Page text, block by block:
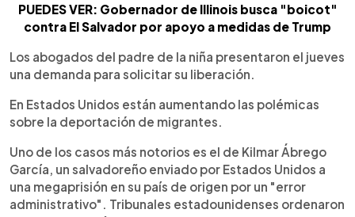
PUEDES VER: Gobernador de Illinois busca "boicot"
contra El Salvador por apoyo a medidas de Trump
Los abogados del padre de la niña presentaron el jueves
una demanda para solicitar su liberación.
En Estados Unidos están aumentando las polémicas
sobre la deportación de migrantes.
Uno de los casos más notorios es el de Kilmar Ábrego
García, un salvadoreño enviado por Estados Unidos a
una megaprisión en su país de origen por un "error
administrativo". Tribunales estadounidenses ordenaron